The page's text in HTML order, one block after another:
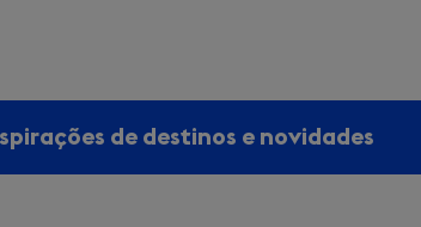
de destinos e novidades